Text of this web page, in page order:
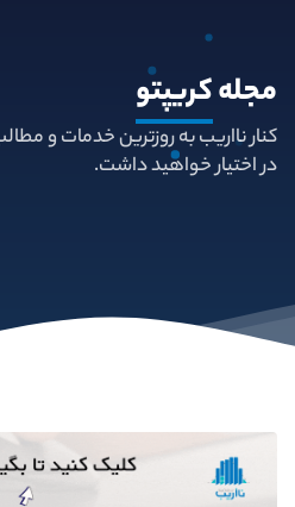
مجلهکریپتو
کنار نااریب به روزترین خدمات و
در اختیار خواهید داشت.